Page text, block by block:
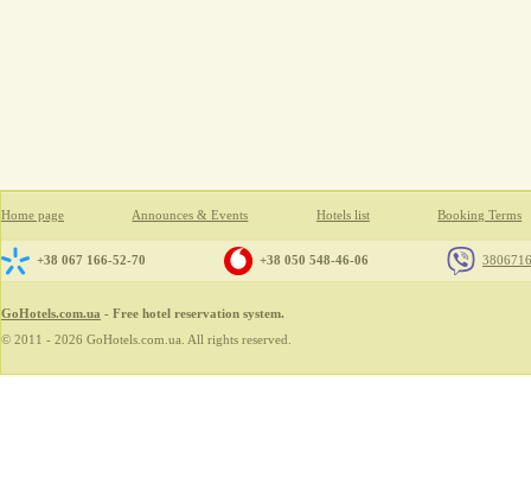
Home page Announces & Events Hotels list Booking Terms
+38 067 166-52-70 +38 050 548-46-06
GoHotels.com.ua - Free hotel reservation system.
© 2011 - 2026 GoHotels.com.ua. All rights reserved.